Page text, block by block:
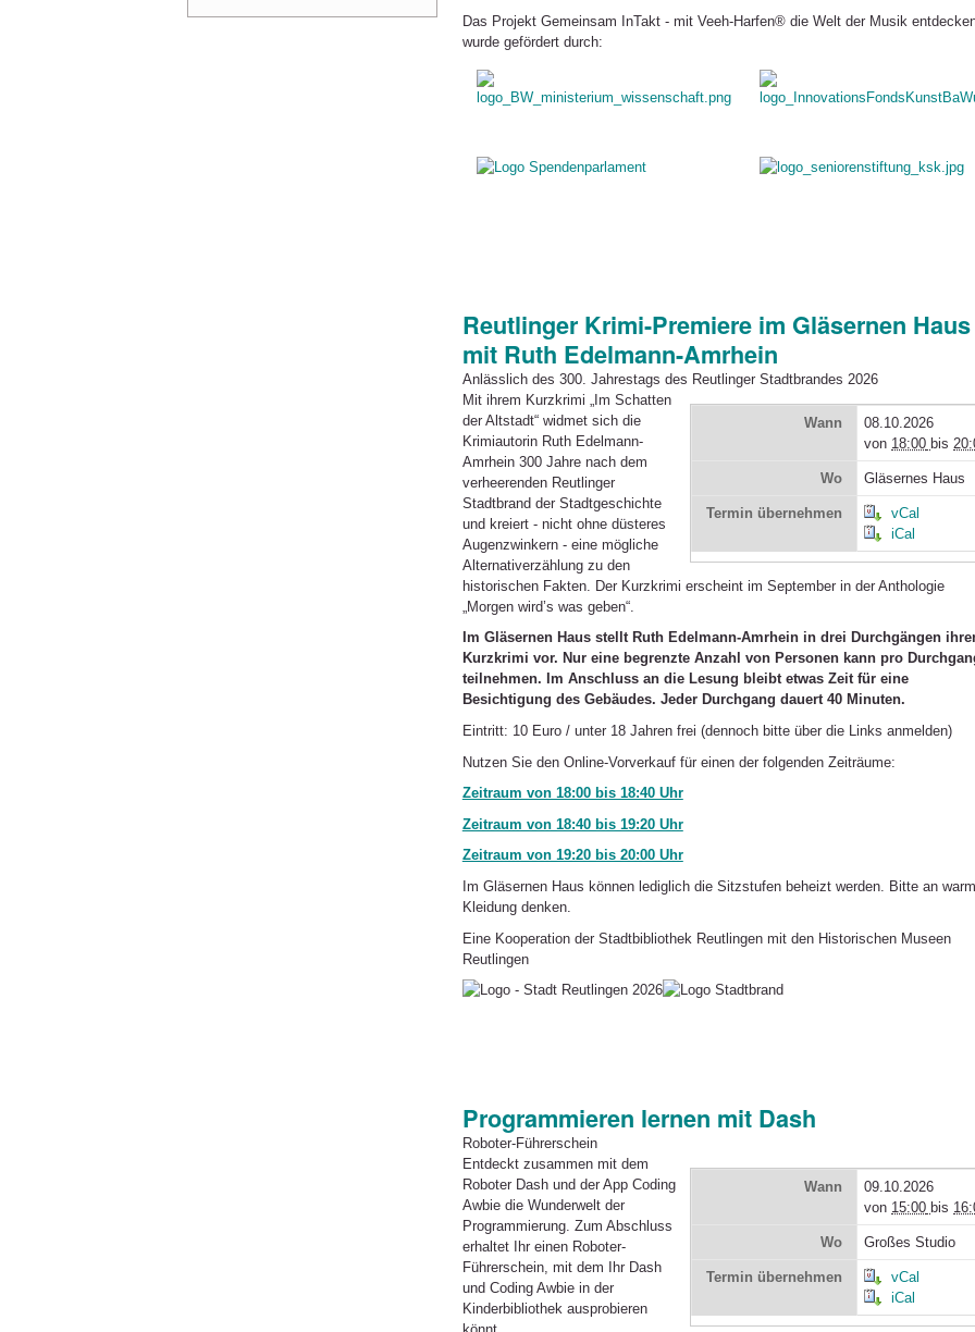
Das Projekt Gemeinsam InTakt - mit Veeh-Harfen® die Welt der Musik
wurde gefördert durch:
Reutlinger Krimi-Premiere im Gläsernen Haus
mit Ruth Edelmann-Amrhein
Anlässlich des 300. Jahrestags des Reutlinger Stadtbrandes 2026
Wann
08.10.2026
von 18:00 bis
Wo Gläsernes Haus
Termin übernehmen
vCal
iCal
Mit ihrem Kurzkrimi „Im Schatten
der Altstadt“ widmet sich die
Krimiautorin Ruth Edelmann-
Amrhein 300 Jahre nach dem
verheerenden Reutlinger
Stadtbrand der Stadtgeschichte
und kreiert - nicht ohne düsteres
Augenzwinkern - eine mögliche
Alternativerzählung zu den
historischen Fakten. Der Kurzkrimi erscheint im September in der Anthologie
„Morgen wird’s was geben“.
Im Gläsernen Haus stellt Ruth Edelmann-Amrhein in drei Durchgängen
Kurzkrimi vor. Nur eine begrenzte Anzahl von Personen kann pro
teilnehmen. Im Anschluss an die Lesung bleibt etwas Zeit für eine
Besichtigung des Gebäudes. Jeder Durchgang dauert 40 Minuten.
Eintritt: 10 Euro / unter 18 Jahren frei (dennoch bitte über die Links anmelden)
Nutzen Sie den Online-Vorverkauf für einen der folgenden Zeiträume:
Zeitraum von 18:00 bis 18:40 Uhr
Zeitraum von 18:40 bis 19:20 Uhr
Zeitraum von 19:20 bis 20:00 Uhr
Im Gläsernen Haus können lediglich die Sitzstufen beheizt werden. Bitte an
Kleidung denken.
Eine Kooperation der Stadtbibliothek Reutlingen mit den Historischen Museen
Reutlingen
Programmieren lernen mit Dash
Roboter-Führerschein
Wann
09.10.2026
von 15:00 bis
Wo Großes Studio
Termin übernehmen
vCal
iCal
Entdeckt zusammen mit dem
Roboter Dash und der App Coding
Awbie die Wunderwelt der
Programmierung. Zum Abschluss
erhaltet Ihr einen Roboter-
Führerschein, mit dem Ihr Dash
und Coding Awbie in der
Kinderbibliothek ausprobieren